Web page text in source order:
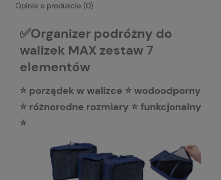
Opinie o produkcie (0)
✅Organizer podróżny do
walizek MAX zestaw 7
elementów
⭐ porządek w walizce ⭐ wodoodporny
⭐ różnorodne rozmiary ⭐ funkcjonalny
⭐